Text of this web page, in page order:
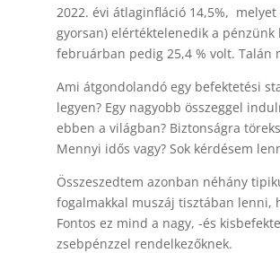
2022. évi átlaginfláció 14,5%,
gyorsan) elértéktelenedik a
februárban pedig 25,4 % volt. Talán
Ami átgondolandó egy befektetési
legyen? Egy nagyobb összeggel
ebben a világban? Biztonságra
Mennyi idős vagy? Sok kérdésem
Összeszedtem azonban néhány
fogalmakkal muszáj tisztában lenni,
Fontos ez mind a nagy, -és
zsebpénzzel rendelkezőknek.